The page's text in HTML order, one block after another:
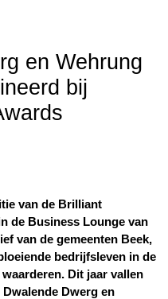
en Wehrung
bij
van de Brilliant
de Business Lounge van
van de gemeenten Beek,
bedrijfsleven in de
Dit jaar vallen
Dwalende Dwerg en